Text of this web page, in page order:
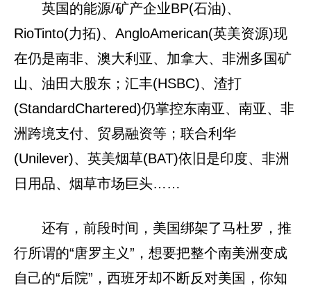
英国的能源/矿产企业BP(石油)、
RioTinto(力拓)、AngloAmerican(英美资源)现
在仍是南非、澳大利亚、加拿大、非洲多国矿
山、油田大股东；汇丰(HSBC)、渣打
(StandardChartered)仍掌控东南亚、南亚、非
洲跨境支付、贸易融资等；联合利华
(Unilever)、英美烟草(BAT)依旧是印度、非洲
日用品、烟草市场巨头……
还有，前段时间，美国绑架了马杜罗，推
行所谓的“唐罗主义”，想要把整个南美洲变成
自己的“后院”，西班牙却不断反对美国，你知